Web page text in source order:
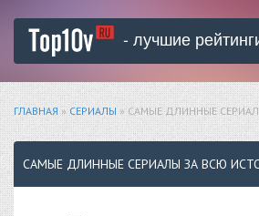
- лучшие
ГЛАВНАЯ »СЕРИАЛЫ» САМЫЕ ДЛИННЫЕ
САМЫЕ ДЛИННЫЕ СЕРИАЛЫ ЗА ВСЮ